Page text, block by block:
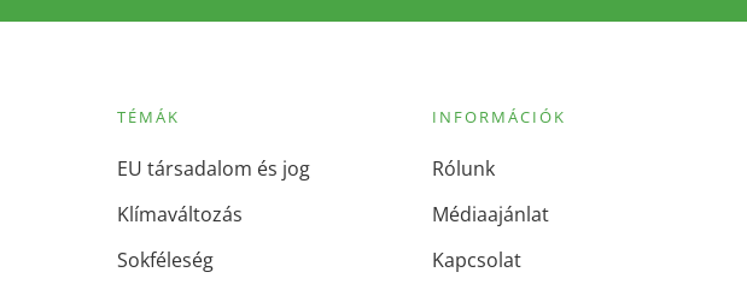
TÉMÁK
EU társadalom és jog
Klímaváltozás
Sokféleség
INFORMÁCIÓK
Rólunk
Médiaajánlat
Kapcsolat